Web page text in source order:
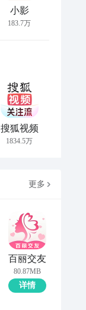
小影
183.7万
搜狐视频
1834.5万
更多
百丽交友
80.87MB
详情